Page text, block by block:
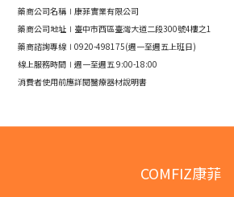
藥商公司名稱∣康菲實業有限公司
藥商公司地址∣臺中市西區臺灣大道二段300號4樓之1
藥商諮詢專線∣0920-498175(週一至週五上班日)
線上服務時間∣週一至週五 9:00-18:00
消費者使用前應詳閱醫療器材說明書
COMFIZ康菲